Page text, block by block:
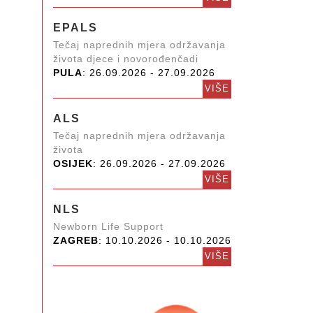
EPALS
Tečaj naprednih mjera održavanja
života djece i novorođenčadi
PULA: 26.09.2026 - 27.09.2026
VIŠE
ALS
Tečaj naprednih mjera održavanja
života
OSIJEK: 26.09.2026 - 27.09.2026
VIŠE
NLS
Newborn Life Support
ZAGREB: 10.10.2026 - 10.10.2026
VIŠE